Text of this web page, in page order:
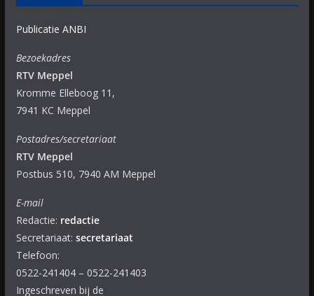
Publicatie ANBI
Bezoekadres
RTV Meppel
Kromme Elleboog 11,
7941 KC Meppel
Postadres/secretariaat
RTV Meppel
Postbus 510, 7940 AM Meppel
E-mail
Redactie: redactie
Secretariaat: secretariaat
Telefoon:
0522-241404 – 0522-241403
Ingeschreven bij de